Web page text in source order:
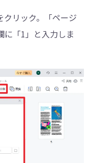
クリック。「ページ
に「1」と入力しま